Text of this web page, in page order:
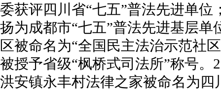
委获评四川省“七五”普法先进单
扬为成都市“七五”普法先进基层单
区被命名为“全国民主法治示范社
被授予省级“枫桥式司法所”称号。
洪安镇永丰村法律之家被命名为